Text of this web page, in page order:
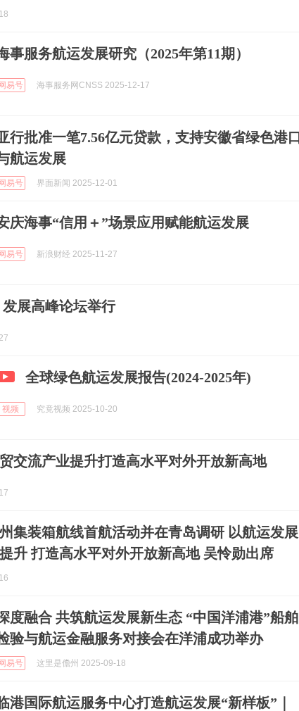
事服务航运发展研究（2025年第11期）
网易号 海事服务网CNSS 2025-12-17
行批准一笔7.56亿元贷款，支持安徽省绿色港口
航运发展
网易号 界面新闻 2025-12-01
庆海事“信用＋”场景应用赋能航运发展
网易号 新浪财经 2025-11-27
展高峰论坛举行
全球绿色航运发展报告(2024-2025年)
视频 究竟视频 2025-10-20
交流产业提升打造高水平对外开放新高地
集装箱航线首航活动并在青岛调研 以航运发展
升 打造高水平对外开放新高地 吴怜勋出席
度融合 共筑航运发展新生态 “中国洋浦港”船舶
验与航运金融服务对接会在洋浦成功举办
网易号 这里是儋州 2025-09-18
港国际航运服务中心打造航运发展“新样板”｜